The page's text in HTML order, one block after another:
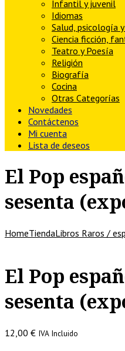
Infantil y juvenil
Idiomas
Salud, psicología
Ciencia ficción,
Teatro y Poesía
Religión
Biografía
Cocina
Otras Categorías
Novedades
Contáctenos
Mi cuenta
Lista de deseos
El Pop
sesenta
HomeTiendaLibros Raros /
El Pop
sesenta
12,00 € IVA Incluido